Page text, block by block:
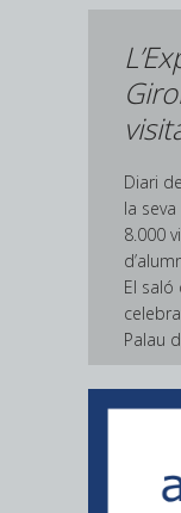
Diari
la
8.000
El saló
Palau